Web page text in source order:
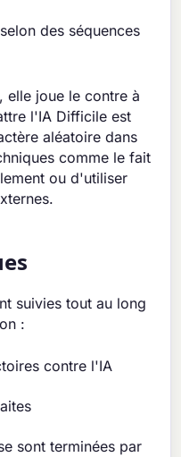
des séquences
elle joue le contre à
l'IA Difficile est
aléatoire dans
comme le fait
ou d'utiliser
suivies tout au long
:
contre l'IA
sont terminées par